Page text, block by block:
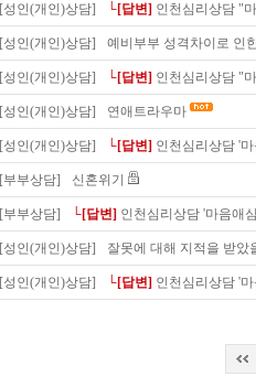
[성인(개인)상담] └[답변] 인천심리상담 "
[성인(개인)상담] 예비부부 성격차이로 인
[성인(개인)상담] └[답변] 인천심리상담 "
[성인(개인)상담] 연애트라우마
[성인(개인)상담] └[답변] 인천심리상담 '
[부부상담] 신혼위기
[부부상담] └[답변] 인천심리상담 '마음애
[성인(개인)상담] 잘못에 대해 지적을 받았
[성인(개인)상담] └[답변] 인천심리상담 '